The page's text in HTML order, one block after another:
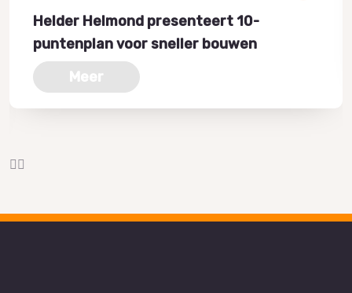
Helder Helmond presenteert 10-
puntenplan voor sneller bouwen
Meer